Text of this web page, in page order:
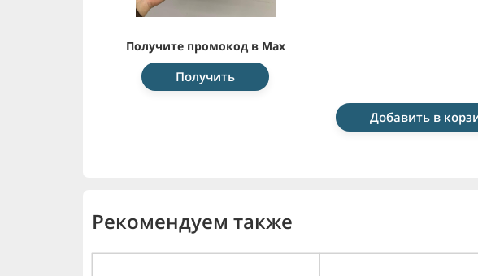
Получите промокод в Max
Получить
Добавить в
Рекомендуем также